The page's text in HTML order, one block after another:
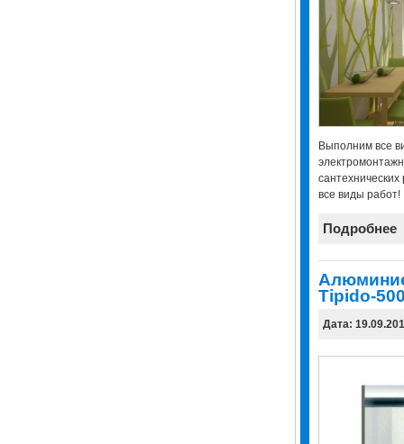
Выполним все
сантехнических
все виды работ!
Подробнее
Tipido-
Дата: